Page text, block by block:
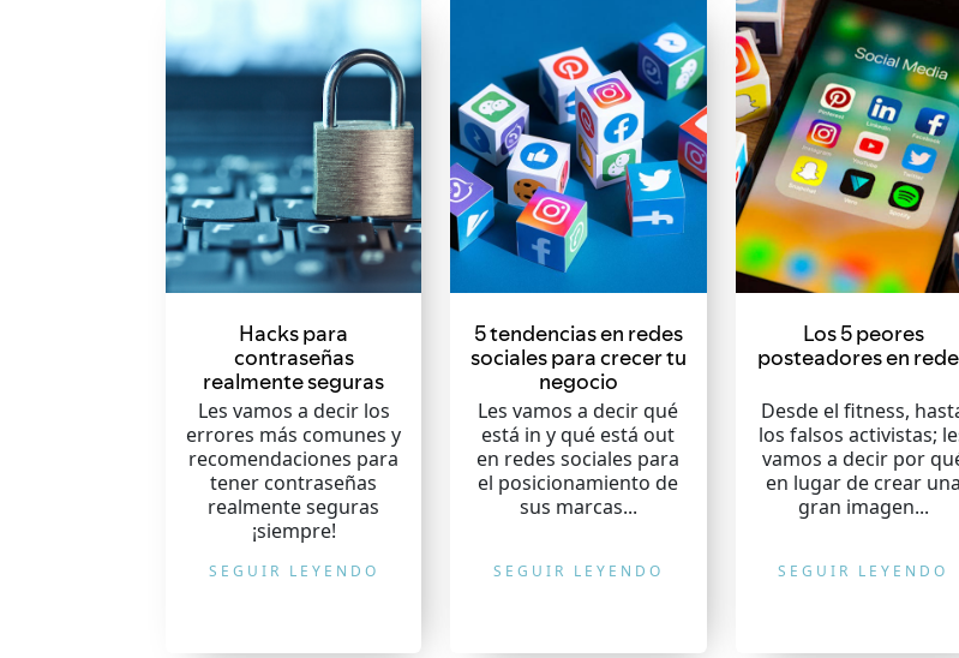
Hacks para
contraseñas
realmente seguras
Les vamos a decir los
errores más comunes y
recomendaciones para
tener contraseñas
realmente seguras
¡siempre!
SEGUIR LEYENDO
5 tendencias en redes
sociales para crecer tu
negocio
Les vamos a decir qué
está in y qué está out
en redes sociales para
el posicionamiento de
sus marcas...
SEGUIR LEYENDO
Los 5 peores
posteadores en
Desde el fitness,
los falsos activistas;
vamos a decir por
en lugar de crear una
gran imagen...
SEGUIR LEYENDO